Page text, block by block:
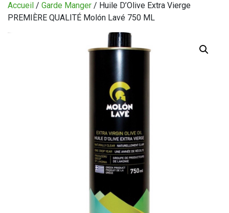
CIRCULAIRE
Accueil / Garde Manger / Huile D’Olive Extra Vierge
PREMIÈRE QUALITÉ Molón Lavé 750 ML